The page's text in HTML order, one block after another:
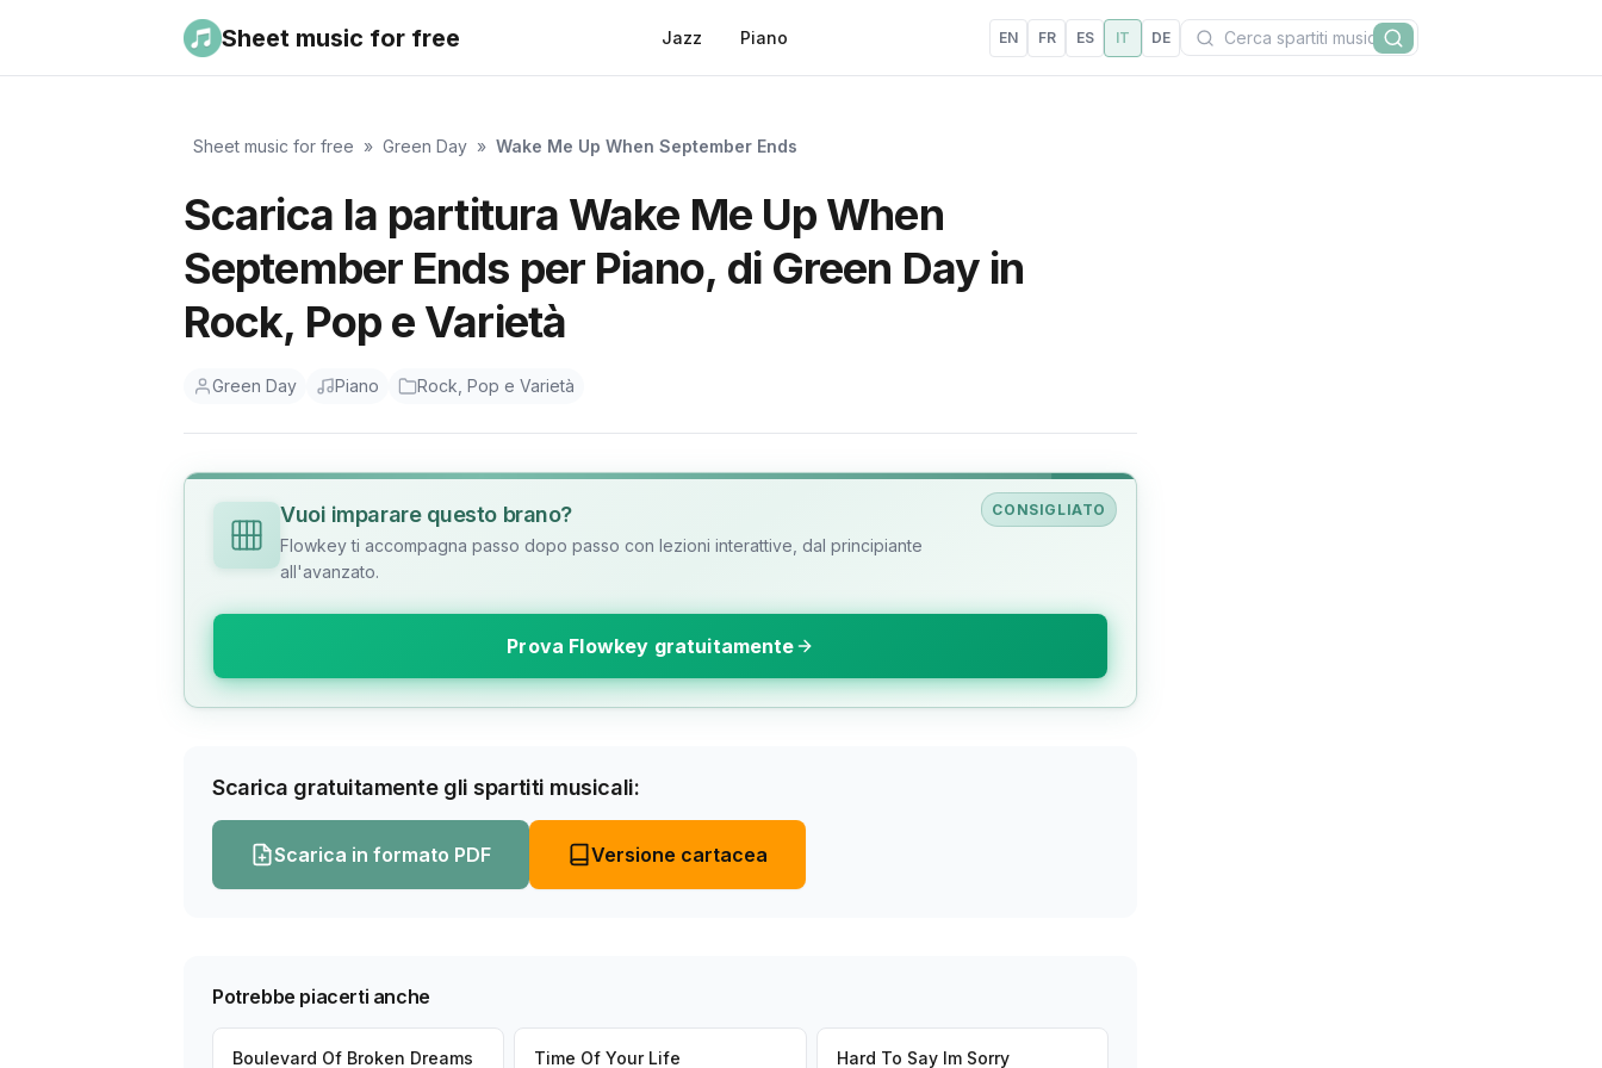
Sheet music for free Jazz Piano EN FR ES IT DE Cerca
Cerca
Sheet music for free » Green Day » Wake Me Up When September Ends
Scarica la partitura Wake Me Up When
September Ends per Piano, di Green Day in
Rock, Pop e Varietà
Green Day Piano Rock, Pop e Varietà
CONSIGLIATO
Vuoi imparare questo brano?
Flowkey ti accompagna passo dopo passo con lezioni interattive, dal principiante
all'avanzato.
Prova Flowkey gratuitamente
Scarica gratuitamente gli spartiti musicali:
Scarica in formato PDF Versione cartacea
Potrebbe piacerti anche
Boulevard Of Broken Dreams Time Of Your Life Hard To Say Im Sorry